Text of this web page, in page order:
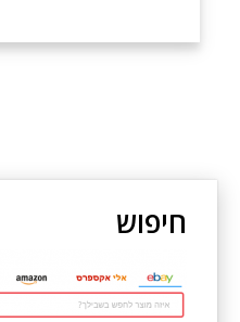
חיפוש